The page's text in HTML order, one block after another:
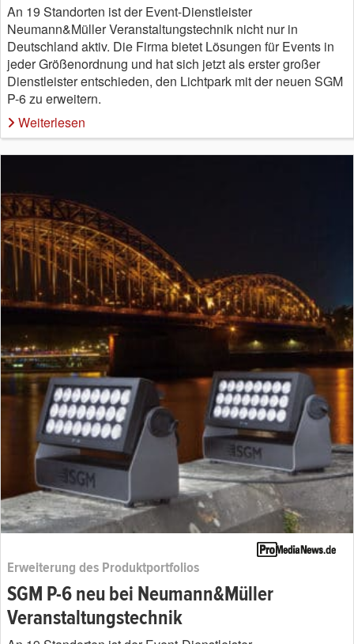
An 19 Standorten ist der Event-Dienstleister
Neumann&Müller Veranstaltungstechnik nicht nur in
Deutschland aktiv. Die Firma bietet Lösungen für Events in
jeder Größenordnung und hat sich jetzt als erster großer
Dienstleister entschieden, den Lichtpark mit der neuen SGM
P-6 zu erweitern.
Weiterlesen
Erweiterung des Produktportfolios
SGM P-6 neu bei Neumann&Müller
Veranstaltungstechnik